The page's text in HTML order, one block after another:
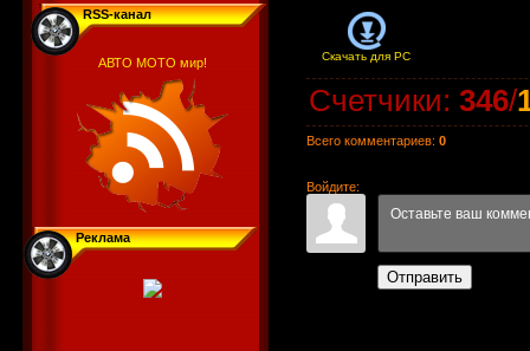
RSS-канал
АВТО МОТО мир!
Реклама
Скачать для PC
Счетчики: 346/
Всего комментариев: 0
Войдите:
Отправить